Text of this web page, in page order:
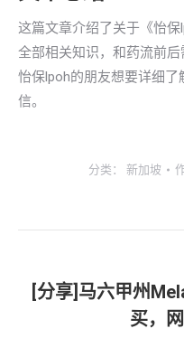
这篇文章介绍了关于《怡
全部相关知识，和药流前
怡保lpoh的朋友想要详细
信。
分类： 新加坡
章
[分享]马六甲州
买，